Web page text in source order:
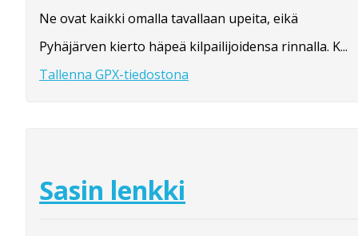
Ne ovat kaikki omalla tavallaan upeita, eikä
Pyhäjärven kierto häpeä kilpailijoidensa rinnalla. K...
Tallenna GPX-tiedostona
Sasin lenkki